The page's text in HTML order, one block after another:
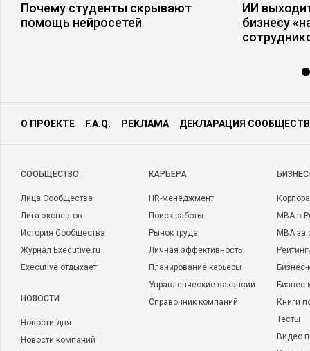
Почему студенты скрывают
помощь нейросетей
ИИ
бизнесу
О ПРОЕКТЕ F.A.Q. РЕКЛАМА ДЕКЛАРАЦИЯ
CООБЩЕСТВО
Лица Сообщества
Лига экспертов
История Сообщества
Журнал Executive.ru
Executive отдыхает
НОВОСТИ
Новости дня
Новости компаний
КАРЬЕРА
HR-менеджмент
Поиск работы
Рынок труда
Личная эффективность
Планирование карьеры
Управленческие вакансии
Справочник компаний
MBA в
MBA
Бизнес-
Книги
Тесты
Видео